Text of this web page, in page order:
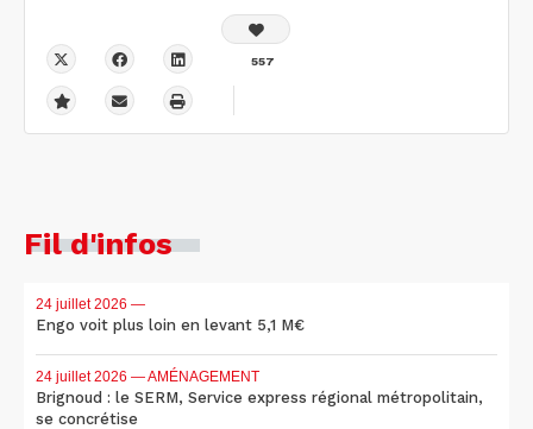
557
Fil d'infos
24 juillet 2026 —
Engo voit plus loin en levant 5,1 M€
24 juillet 2026 — AMÉNAGEMENT
Brignoud : le SERM, Service express régional métropolitain,
se concrétise